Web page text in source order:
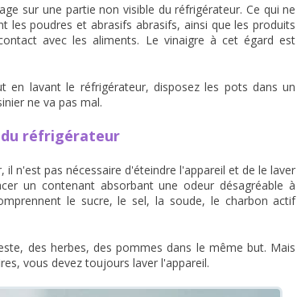
sur une partie non visible du réfrigérateur. Ce qui ne
les poudres et abrasifs abrasifs, ainsi que les produits
avec les aliments. Le vinaigre à cet égard est
en lavant le réfrigérateur, disposez les pots dans un
ne va pas mal.
réfrigérateur
n'est pas nécessaire d'éteindre l'appareil et de le laver
un contenant absorbant une odeur désagréable à
le sucre, le sel, la soude, le charbon actif
des herbes, des pommes dans le même but. Mais
vous devez toujours laver l'appareil.